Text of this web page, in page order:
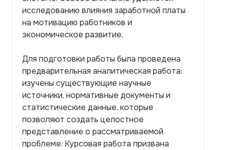
исследованию влияния заработной платы
на мотивацию работников и
экономическое развитие.
Для подготовки работы была проведена
предварительная аналитическая работа:
изучены существующие научные
источники, нормативные документы и
статистические данные, которые
позволяют создать целостное
представление о рассматриваемой
проблеме. Курсовая работа призвана